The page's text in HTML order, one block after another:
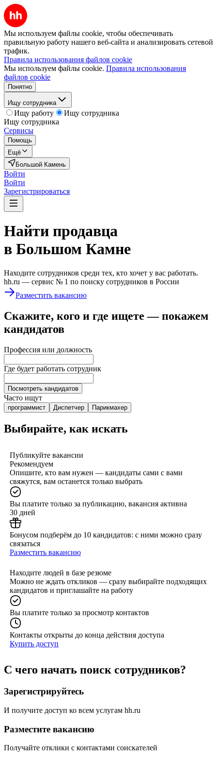
Мы используем файлы cookie, чтобы обеспечивать
правильную работу нашего веб-сайта и анализировать сетевой
трафик.
Правила использования файлов cookie
Мы используем файлы cookie. Правила использования
файлов cookie
Понятно
Ищу сотрудника
Ищу работу
Ищу сотрудника
Ищу сотрудника
Сервисы
Помощь
Ещё
Большой Камень
Войти
Войти
Зарегистрироваться
Найти продавца
в Большом Камне
Находите сотрудников среди тех, кто хочет у вас работать.
hh.ru — сервис № 1 по поиску сотрудников в России
Разместить вакансию
Скажите, кого и где ищете — покажем
кандидатов
Профессия или должность
Где будет работать сотрудник
Посмотреть кандидатов
Часто ищут
программист Диспетчер Парикмахер
Выбирайте, как искать
Публикуйте вакансии
Рекомендуем
Опишите, кто вам нужен — кандидаты сами с вами
свяжутся, вам останется только выбрать
Вы платите только за публикацию, вакансия активна
30 дней
Бонусом подберём до 10 кандидатов: с ними можно сразу
связаться
Разместить вакансию
Находите людей в базе резюме
Можно не ждать откликов — сразу выбирайте подходящих
кандидатов и приглашайте на работу
Вы платите только за просмотр контактов
Контакты открыты до конца действия доступа
Купить доступ
С чего начать поиск сотрудников?
Зарегистрируйтесь
И получите доступ ко всем услугам hh.ru
Разместите вакансию
Получайте отклики с контактами соискателей